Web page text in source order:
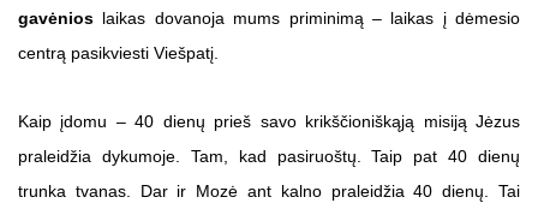
gavėnios laikas dovanoja mums priminimą – laikas į dėmesio
centrą pasikviesti Viešpatį.
Kaip įdomu – 40 dienų prieš savo krikščioniškąją misiją Jėzus
praleidžia dykumoje. Tam, kad pasiruoštų. Taip pat 40 dienų
trunka tvanas. Dar ir Mozė ant kalno praleidžia 40 dienų. Tai